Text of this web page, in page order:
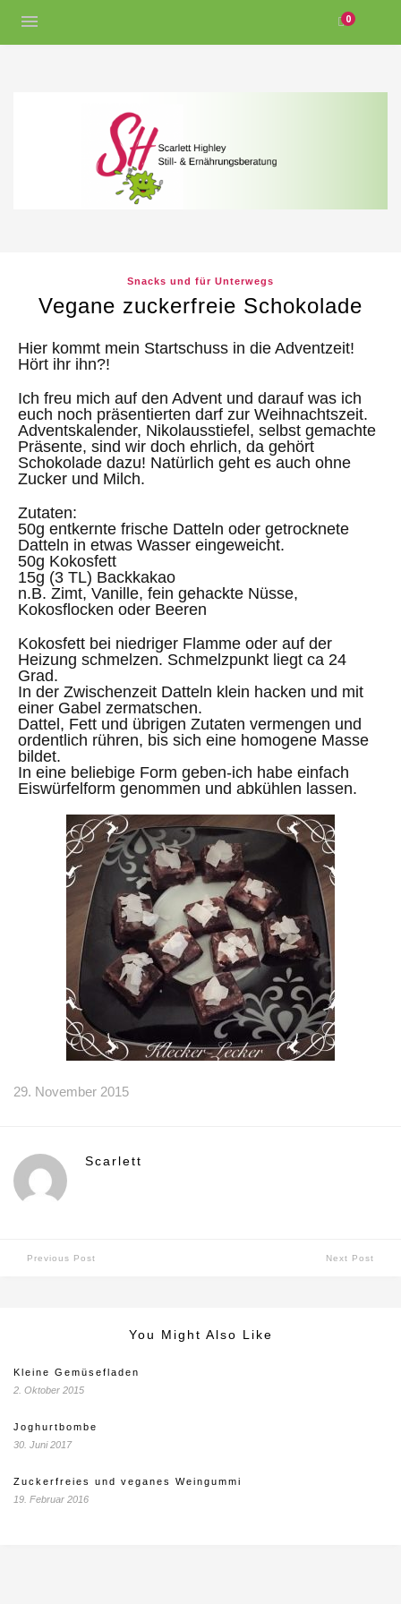
0
Snacks und für Unterwegs
Vegane zuckerfreie Schokolade
Hier kommt mein Startschuss in die Adventzeit!
Hört ihr ihn?!
Ich freu mich auf den Advent und darauf was ich
euch noch präsentierten darf zur Weihnachtszeit.
Adventskalender, Nikolausstiefel, selbst gemachte
Präsente, sind wir doch ehrlich, da gehört
Schokolade dazu! Natürlich geht es auch ohne
Zucker und Milch.
Zutaten:
50g entkernte frische Datteln oder getrocknete
Datteln in etwas Wasser eingeweicht.
50g Kokosfett
15g (3 TL) Backkakao
n.B. Zimt, Vanille, fein gehackte Nüsse,
Kokosflocken oder Beeren
Kokosfett bei niedriger Flamme oder auf der
Heizung schmelzen. Schmelzpunkt liegt ca 24
Grad.
In der Zwischenzeit Datteln klein hacken und mit
einer Gabel zermatschen.
Dattel, Fett und übrigen Zutaten vermengen und
ordentlich rühren, bis sich eine homogene Masse
bildet.
In eine beliebige Form geben-ich habe einfach
Eiswürfelform genommen und abkühlen lassen.
29. November 2015
Scarlett
Previous Post Next Post
You Might Also Like
Kleine Gemüsefladen
2. Oktober 2015
Joghurtbombe
30. Juni 2017
Zuckerfreies und veganes Weingummi
19. Februar 2016